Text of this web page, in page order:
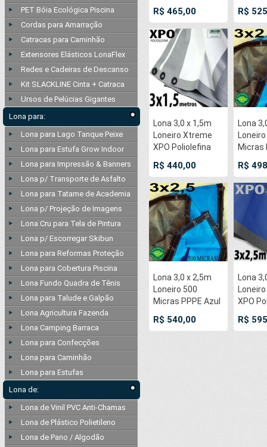
PET Bóia Ecológica Piscina
Cordas para Amarração
Catracas para Caminhão
Extensores Elásticos LonaFlex
Redes e Cadeiras de Descanso
Kit SLACKLINE Cinta + Catraca
Ursos de Pelúcias Gigantes
Lona para:
Lona para Lago Tanque Peixe
Lona para Estufa Grow Indoor
Lona para Impressão & Banners
Lona p/ Transporte de Asfalto
Lona para Tatame de Academia
Lona p/ Projeção de Imagens
Lona Cru para Tela de Pintura
Lona p/ Escorregar Skibun
Lona para Reformas Proteção
Lona para Cobertura Piscina
Lona Fundo Quadra de Tênis
Lona para Talude e Galpão
Lona Agricultura Fazenda
Lona Camping Barraca
Lona para Confecções
Lona para Caminhão
Lona para Estufas
Lona de:
Lona de Vinil PVC Anti-Chamas
Lona de Plástico Polietileno
Lona de Pano / Algodão
Industrial Azul
Cinza Anti-
Chamas
Impermeável Ilhós
soldado por
Ultrassom a cada
50cm
R$ 465,00
argolas
cada
R$
Lona 3,0 x 1,5m
Loneiro Xtreme
XPO Poliolefina
Industrial Branca
Prata Anti-
Chamas
Impermeável Ilhós
soldado por
Ultrassom a cada
50cm
R$ 440,00
Lona
Micras
argolas
cada
R$
Lona 3,0 x 2,5m
Loneiro 500
Micras PPPE Azul
argolas 'D' INOX a
R$ 540,00
Lona
XPO
R$